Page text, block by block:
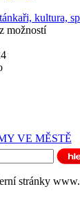
kultura,
možností
VE MĚSTĚ
stránky